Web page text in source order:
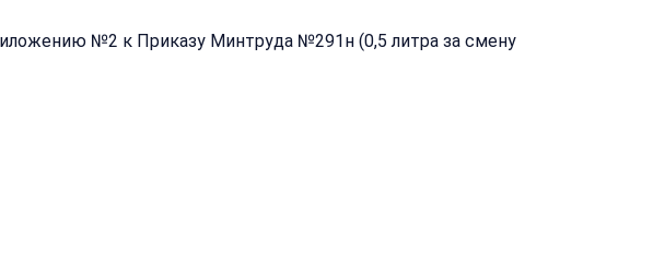
№2 к Приказу Минтруда №291н (0,5 литра за смену